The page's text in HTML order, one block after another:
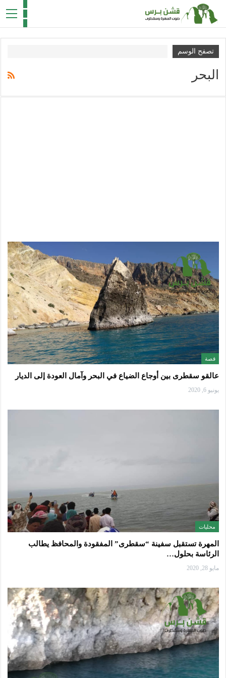
تصفح الوسم
البحر
قصة
عالقو سقطرى بين أوجاع الضياع في البحر وآمال العودة إلى الديار
يونيو 6, 2020
محليات
المهرة تستقبل سفينة “سقطرى” المفقودة والمحافظ يطالب
الرئاسة بحلول…
مايو 28, 2020